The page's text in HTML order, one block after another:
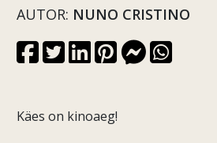
AUTOR: NUNO CRISTINO
Käes on kinoaeg!